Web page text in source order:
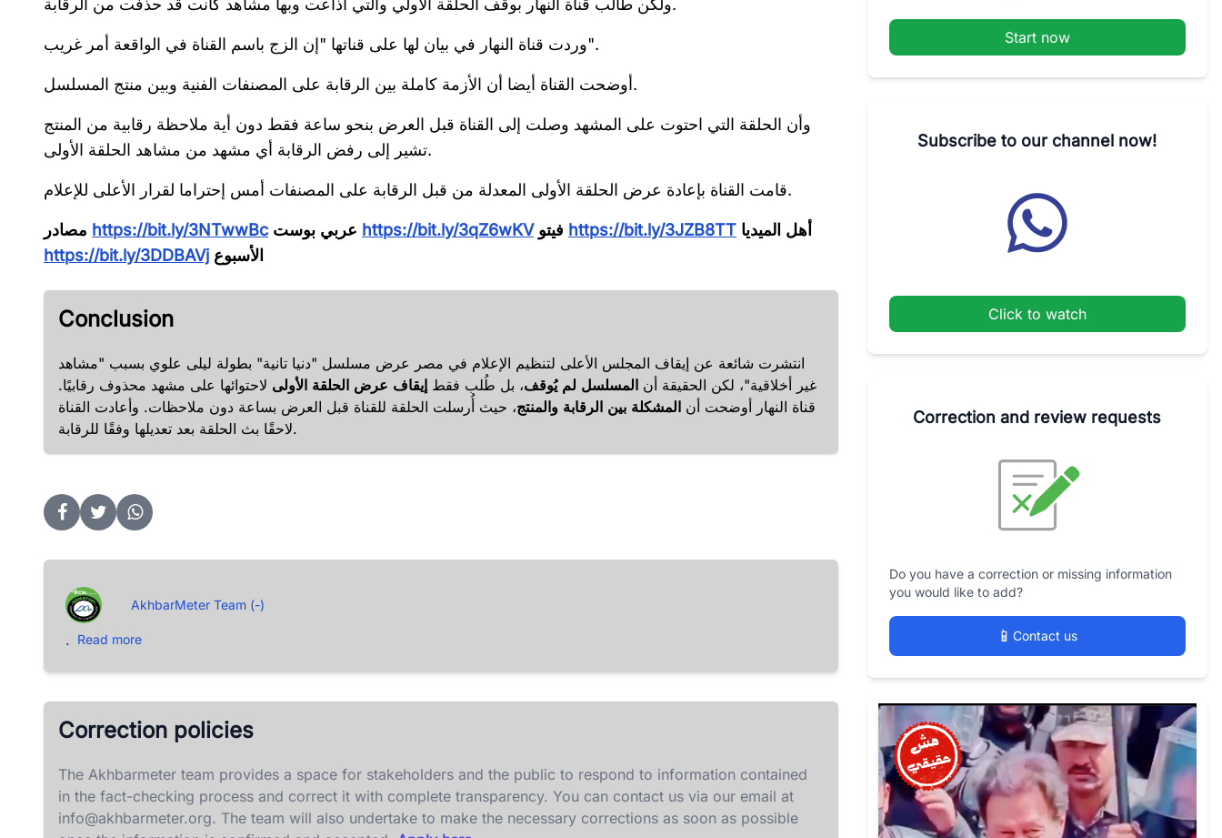
ولكن طالب قناة النهار بوقف الحلقة الأولي والتي أذاعت وبها مشاهد كانت قد حذفت من الرقابة.
وردت قناة النهار في بيان لها على قناتها "إن الزج باسم القناة في الواقعة أمر غريب".
أوضحت القناة أيضا أن الأزمة كاملة بين الرقابة على المصنفات الفنية وبين منتج المسلسل.
وأن الحلقة التي احتوت على المشهد وصلت إلى القناة قبل العرض بنحو ساعة فقط دون أية ملاحظة رقابية من المنتج
تشير إلى رفض الرقابة أي مشهد من مشاهد الحلقة الأولى.
قامت القناة بإعادة عرض الحلقة الأولى المعدلة من قبل الرقابة على المصنفات أمس إحتراما لقرار الأعلى للإعلام.
مصادر https://bit.ly/3NTwwBc عربي بوست https://bit.ly/3qZ6wKV فيتو https://bit.ly/3JZB8TT أهل الميديا
https://bit.ly/3DDBAVj الأسبوع
Conclusion
انتشرت شائعة عن إيقاف المجلس الأعلى لتنظيم الإعلام في مصر عرض مسلسل "دنيا تانية" بطولة ليلى علوي بسبب "مشاهد
غير أخلاقية"، لكن الحقيقة أن المسلسل لم يُوقف، بل طُلب فقط إيقاف عرض الحلقة الأولى لاحتوائها على مشهد محذوف رقابيًا.
قناة النهار أوضحت أن المشكلة بين الرقابة والمنتج، حيث أُرسلت الحلقة للقناة قبل العرض بساعة دون ملاحظات. وأعادت القناة
لاحقًا بث الحلقة بعد تعديلها وفقًا للرقابة.
AkhbarMeter Team (-)
. Read more
Correction policies
The Akhbarmeter team provides a space for stakeholders and the public to respond to information contained
in the fact-checking process and correct it with complete transparency. You can contact us via our email at
info@akhbarmeter.org. The team will also undertake to make the necessary corrections as soon as possible
Start now
Subscribe to our channel now!
Click to watch
Correction and review requests
Do you have a correction or missing information
you would like to add?
📱Contact us